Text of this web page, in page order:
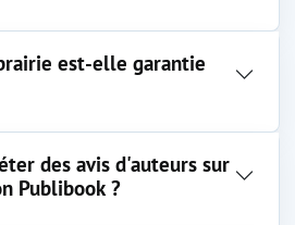
est-elle garantie
des avis d'auteurs sur
Publibook ?